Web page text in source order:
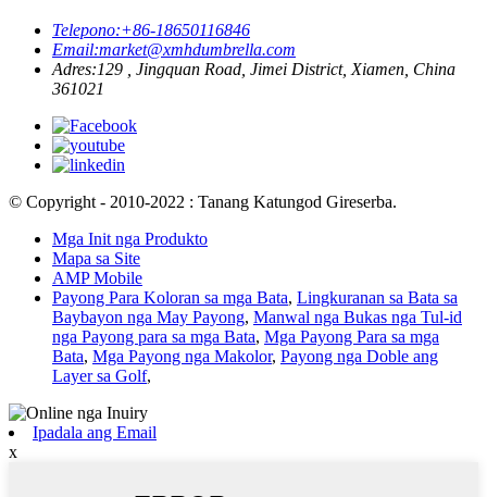
Telepono:+86-18650116846
Email:market@xmhdumbrella.com
Adres:129 , Jingquan Road, Jimei District, Xiamen, China
361021
© Copyright - 2010-2022 : Tanang Katungod Gireserba.
Mga Init nga Produkto
Mapa sa Site
AMP Mobile
Payong Para Koloran sa mga Bata, Lingkuranan sa Bata sa
Baybayon nga May Payong, Manwal nga Bukas nga Tul-id
nga Payong para sa mga Bata, Mga Payong Para sa mga
Bata, Mga Payong nga Makolor, Payong nga Doble ang
Layer sa Golf,
Ipadala ang Email
x